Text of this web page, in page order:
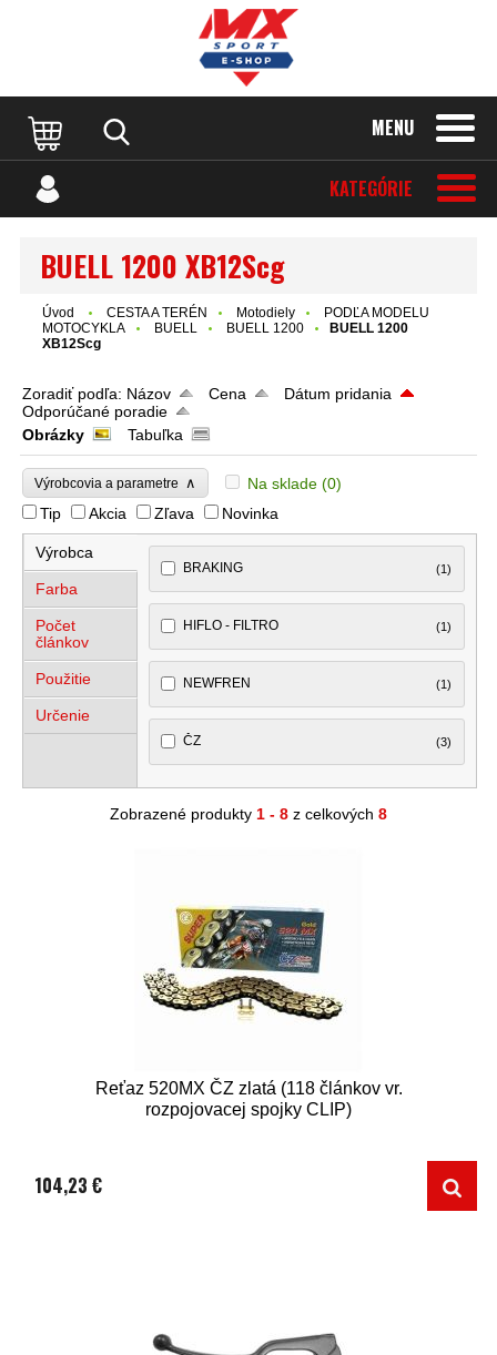
MENU
KATEGÓRIE
BUELL 1200 XB12Scg
Úvod CESTA A TERÉN Motodiely
PODĽA MODELU
MOTOCYKLA
BUELL BUELL 1200
BUELL 1200
XB12Scg
Zoradiť podľa: Názov Cena
Dátum pridania
Odporúčané poradie
Obrázky
Tabuľka
Výrobcovia a parametre ∧ Na sklade (0)
Tip
Akcia Zľava Novinka
Výrobca
Farba
Počet
článkov
Použitie
Určenie
BRAKING (1)
HIFLO - FILTRO (1)
NEWFREN (1)
ČZ (3)
Zobrazené produkty 1 - 8 z celkových 8
Reťaz 520MX ČZ zlatá (118 článkov vr.
rozpojovacej spojky CLIP)
104,23 €